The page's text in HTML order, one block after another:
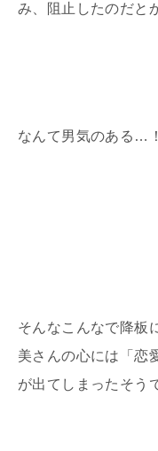
み、阻止したのだと
なんて男気のある…！
そんなこんなで降板
美さんの心には「恋
が出てしまったそう